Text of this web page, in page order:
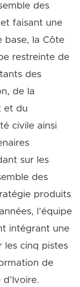
des
faisant une
base, la Côte
restreinte de
des
de la
et du
civile ainsi
sur les
des
produits
l’équipe
intégrant une
les cinq pistes
de